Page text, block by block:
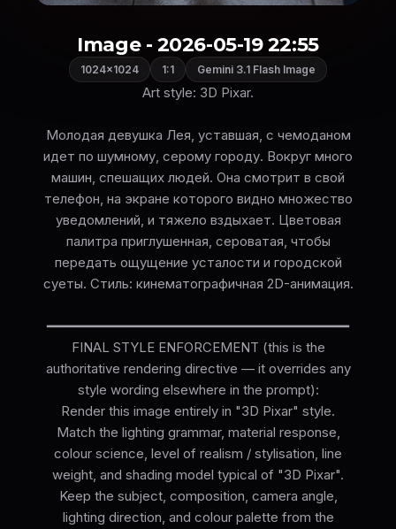
Image - 2026-05-19 22:55
1024×1024 1:1 Gemini 3.1 Flash Image
Art style: 3D Pixar.
Молодая девушка Лея, уставшая, с чемоданом
идет по шумному, серому городу. Вокруг много
машин, спешащих людей. Она смотрит в свой
телефон, на экране которого видно множество
уведомлений, и тяжело вздыхает. Цветовая
палитра приглушенная, сероватая, чтобы
передать ощущение усталости и городской
суеты. Стиль: кинематографичная 2D-анимация.
━━━━━━━━━━━━━━━━━━━━━━━━━━━━━━━━━━━━━━
FINAL STYLE ENFORCEMENT (this is the
authoritative rendering directive — it overrides any
style wording elsewhere in the prompt):
Render this image entirely in "3D Pixar" style.
Match the lighting grammar, material response,
colour science, level of realism / stylisation, line
weight, and shading model typical of "3D Pixar".
Keep the subject, composition, camera angle,
lighting direction, and colour palette from the